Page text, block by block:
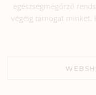
egészségmegőrző
végéig támogat minket.